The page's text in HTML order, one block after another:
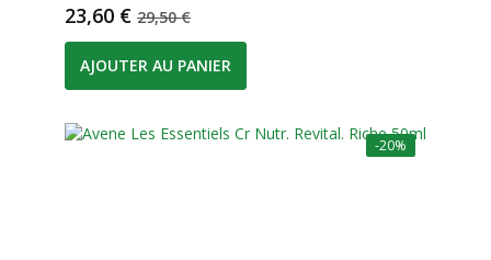
Prix
23,60 € Prix de base
29,50 €
AJOUTER AU PANIER
-20%